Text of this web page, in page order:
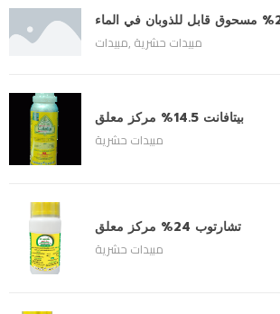
مبيدات, مبيدات حشرية
بيتافانت 14.5% مركز معلق
مبيدات حشرية
تشارتوب 24% مركز معلق
مبيدات حشرية